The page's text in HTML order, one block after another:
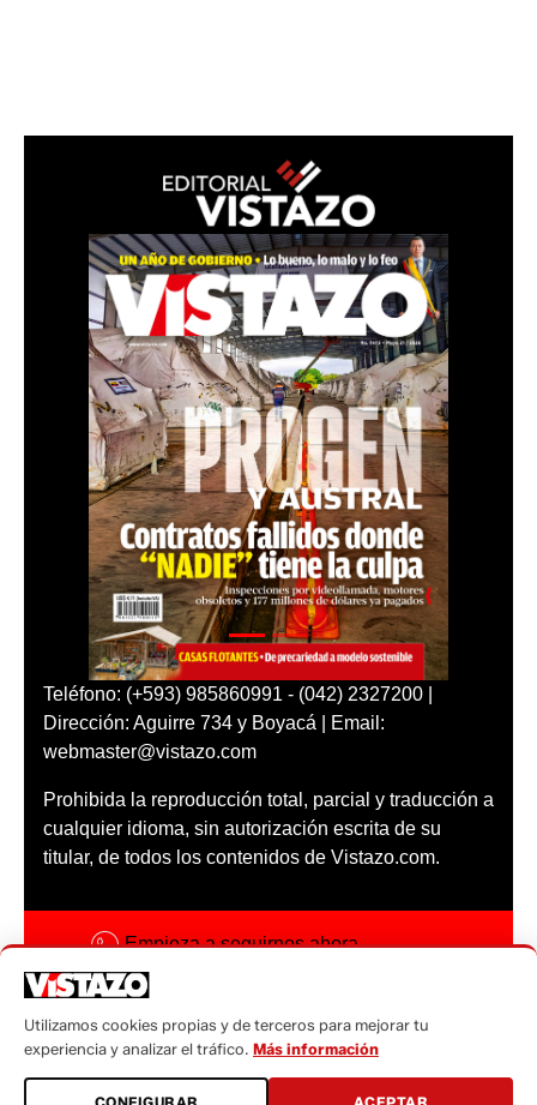
Teléfono: (+593) 985860991 - (042) 2327200 |
Dirección: Aguirre 734 y Boyacá | Email:
webmaster@vistazo.com
Prohibida la reproducción total, parcial y traducción a
cualquier idioma, sin autorización escrita de su
titular, de todos los contenidos de Vistazo.com.
Empieza a seguirnos ahora
Código ética
Sugerencias a:
Utilizamos cookies propias y de terceros para mejorar tu
experiencia y analizar el tráfico. Más información
CONFIGURAR ACEPTAR